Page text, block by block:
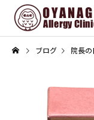
ブログ 院長